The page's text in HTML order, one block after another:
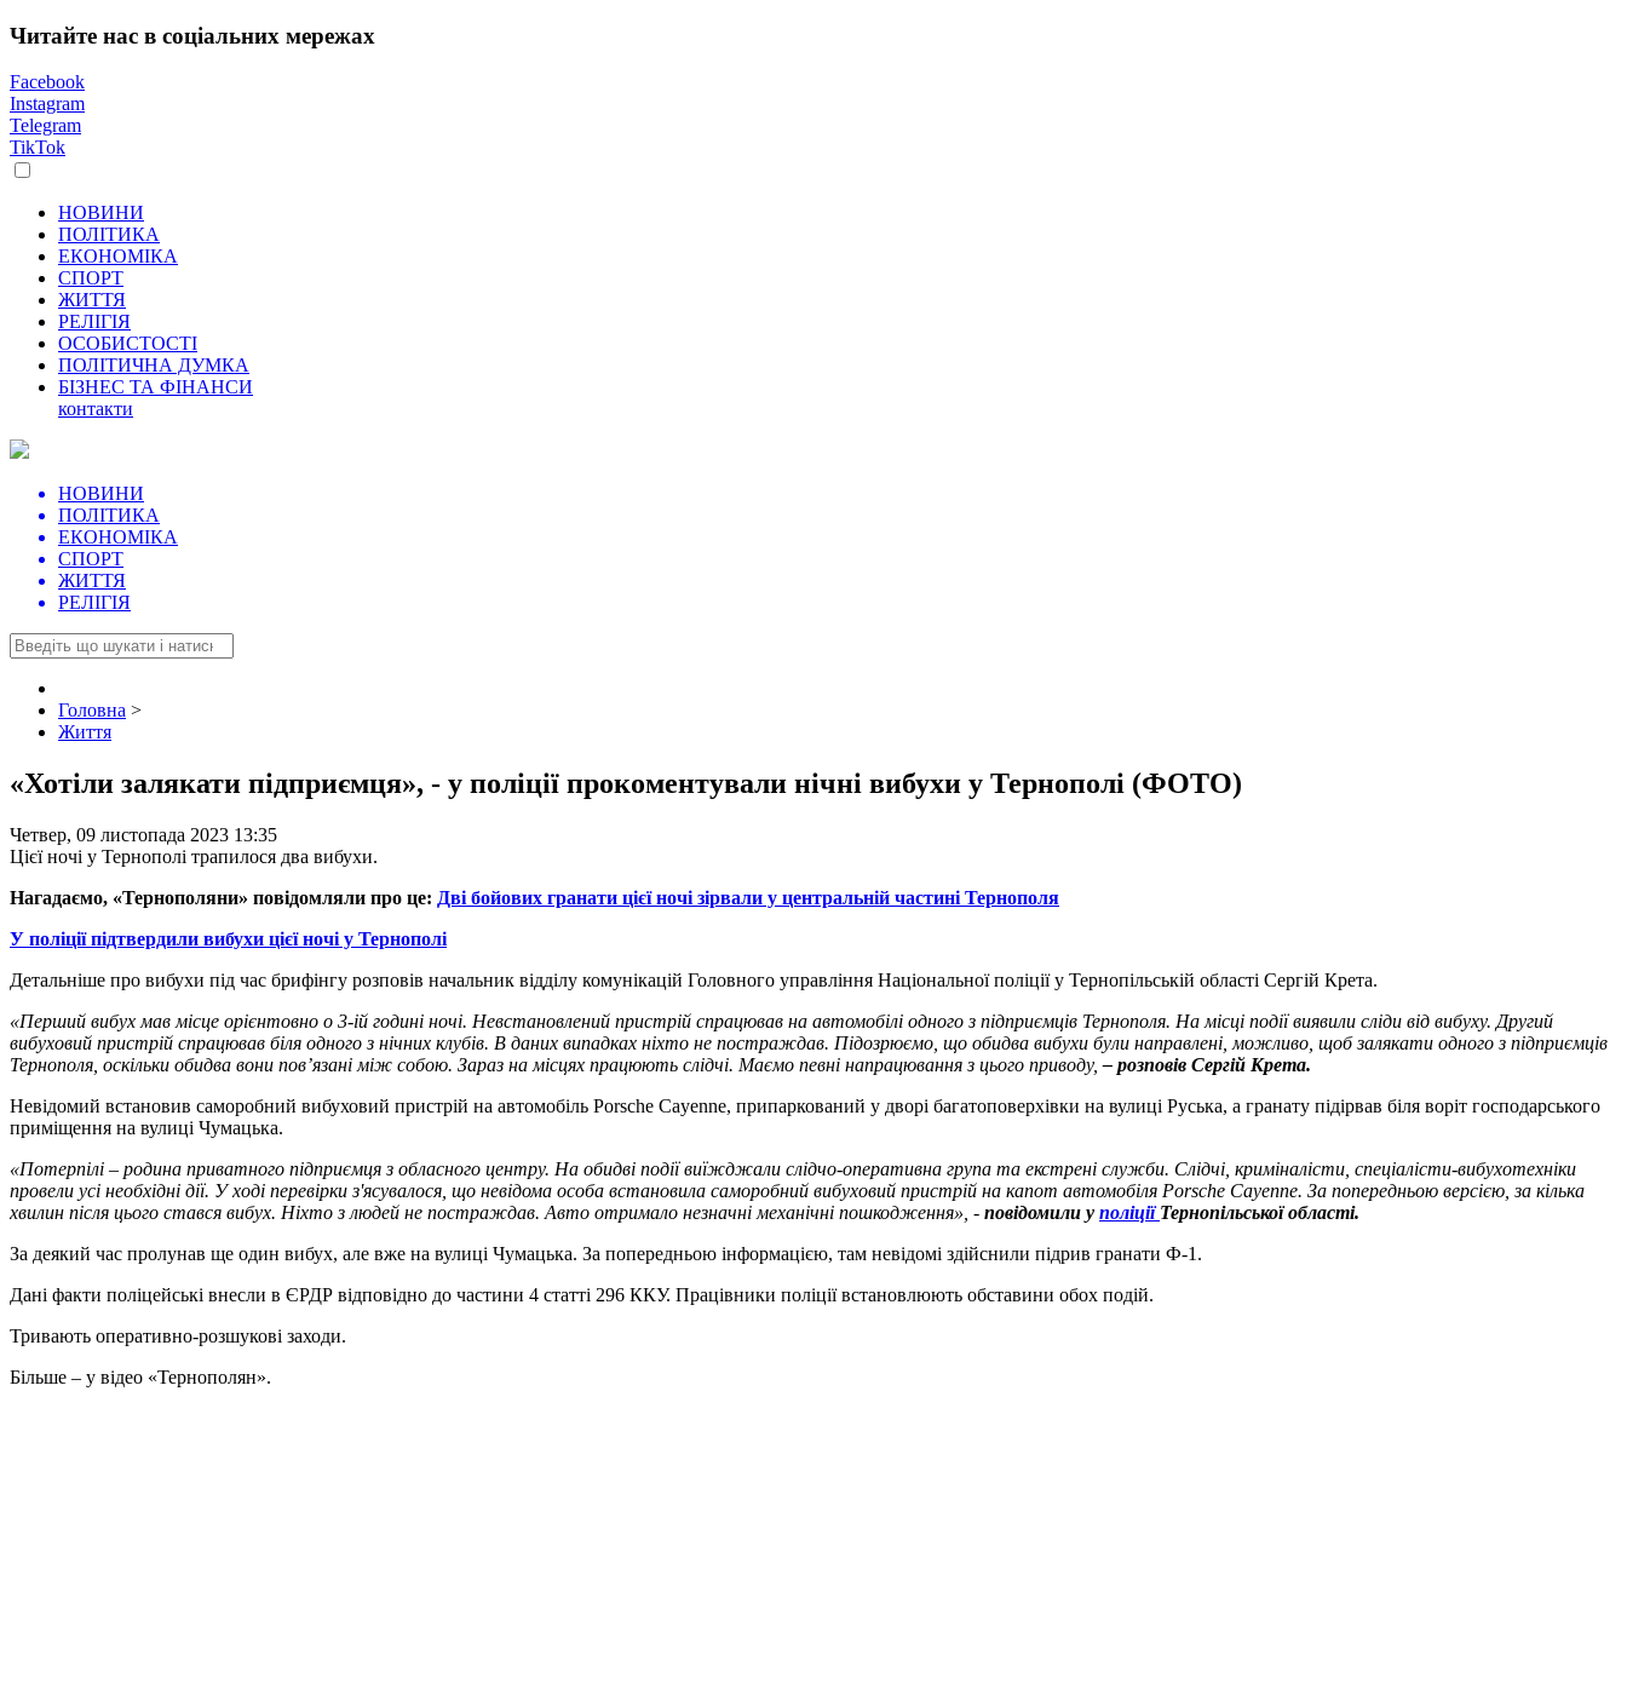
Читайте нас в соціальних мережах
Facebook
Instagram
Telegram
TikTok
НОВИНИ
ПОЛІТИКА
ЕКОНОМІКА
СПОРТ
ЖИТТЯ
РЕЛІГІЯ
ОСОБИСТОСТІ
ПОЛІТИЧНА ДУМКА
БІЗНЕС ТА ФІНАНСИ
контакти
НОВИНИ
ПОЛІТИКА
ЕКОНОМІКА
СПОРТ
ЖИТТЯ
РЕЛІГІЯ
Головна >
Життя
«Хотіли залякати підприємця», - у поліції прокоментували нічні вибухи у Тернополі (ФОТО)
Четвер, 09 листопада 2023 13:35
Цієї ночі у Тернополі трапилося два вибухи.
Нагадаємо, «Тернополяни» повідомляли про це: Дві бойових гранати цієї ночі зірвали у центральній частині Тернополя
У поліції підтвердили вибухи цієї ночі у Тернополі
Детальніше про вибухи під час брифінгу розповів начальник відділу комунікацій Головного управління Національної поліції у Тернопільській області Сергій Крета.
«Перший вибух мав місце орієнтовно о 3-ій годині ночі. Невстановлений пристрій спрацював на автомобілі одного з підприємців Тернополя. На місці події виявили сліди від вибуху. Другий
вибуховий пристрій спрацював біля одного з нічних клубів. В даних випадках ніхто не постраждав. Підозрюємо, що обидва вибухи були направлені, можливо, щоб залякати одного з підприємців
Тернополя, оскільки обидва вони пов’язані між собою. Зараз на місцях працюють слідчі. Маємо певні напрацювання з цього приводу,– розповів Сергій Крета.
Невідомий встановив саморобний вибуховий пристрій на автомобіль Porsche Cayenne, припаркований у дворі багатоповерхівки на вулиці Руська, а гранату підірвав біля воріт господарського
приміщення на вулиці Чумацька.
«Потерпілі – родина приватного підприємця з обласного центру. На обидві події виїжджали слідчо-оперативна група та екстрені служби. Слідчі, криміналісти, спеціалісти-вибухотехніки
провели усі необхідні дії. У ході перевірки з'ясувалося, що невідома особа встановила саморобний вибуховий пристрій на капот автомобіля Porsche Cayenne. За попередньою версією, за кілька
хвилин після цього стався вибух. Ніхто з людей не постраждав. Авто отримало незначні механічні пошкодження», - повідомили у поліціїТернопільської області.
За деякий час пролунав ще один вибух, але вже на вулиці Чумацька. За попередньою інформацією, там невідомі здійснили підрив гранати Ф-1.
Дані факти поліцейські внесли в ЄРДР відповідно до частини 4 статті 296 ККУ. Працівники поліції встановлюють обставини обох подій.
Тривають оперативно-розшукові заходи.
Більше – у відео «Тернополян».